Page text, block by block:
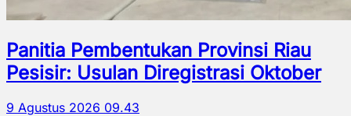
Panitia Pembentukan Provinsi Riau
Pesisir: Usulan Diregistrasi Oktober
9 Agustus 2026 09.43